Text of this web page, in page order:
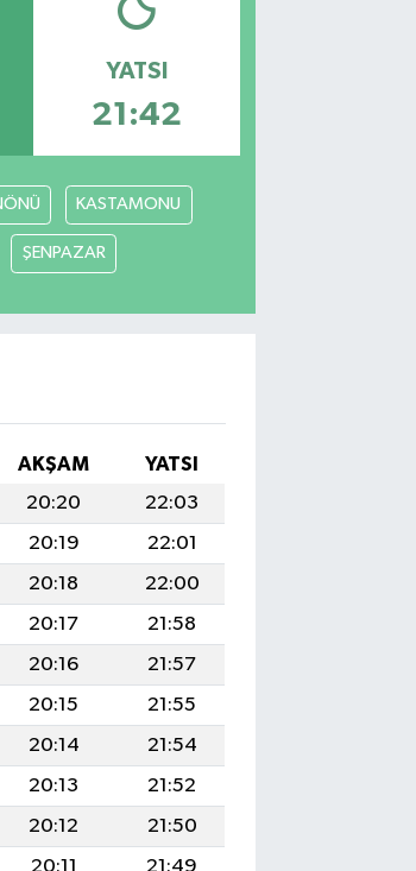
YATSI
21:42
KASTAMONU
ŞENPAZAR
AKŞAM
YATSI
20:20
22:03
20:19
22:01
20:18
22:00
20:17
21:58
20:16
21:57
20:15
21:55
20:14
21:54
20:13
21:52
20:12
21:50